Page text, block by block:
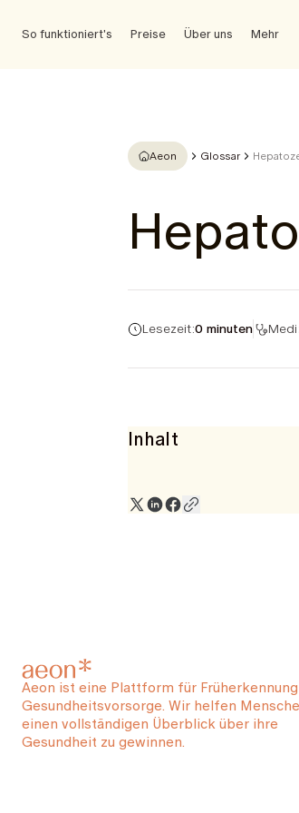
So funktioniert's Preise Über uns Mehr
Aeon Glossar
Lesezeit:0 minuten
Inhalt
Aeon ist eine Plattform für
Gesundheitsvorsorge. Wir helfen
einen vollständigen Überblick über ihre
Gesundheit zu gewinnen.